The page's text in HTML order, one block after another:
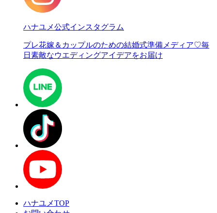
ハナユメ公式インスタグラム
プレ花嫁＆カップルのための結婚式準備メディア♡毎
日素敵なウエディングアイデアをお届け
ハナユメTOP